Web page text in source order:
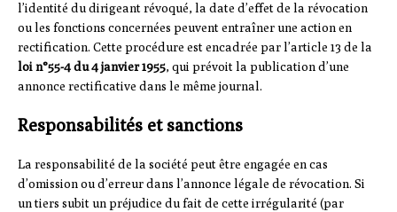
l’identité du dirigeant révoqué, la date d’effet de la révocation
ou les fonctions concernées peuvent entraîner une action en
rectification. Cette procédure est encadrée par l’article 13 de la
loi n°55-4 du 4 janvier 1955, qui prévoit la publication d’une
annonce rectificative dans le même journal.
Responsabilités et sanctions
La responsabilité de la société peut être engagée en cas
d’omission ou d’erreur dans l’annonce légale de révocation. Si
un tiers subit un préjudice du fait de cette irrégularité (par